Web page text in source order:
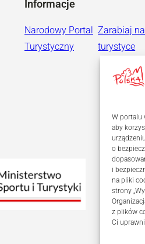
W portalu
aby
o
i
na pliki
strony
z plików
Ci
Informacje
Narodowy Portal
Turystyczny
Zarabiaj na
turystyce